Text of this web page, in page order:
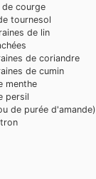
courge
tournesol
de lin
de coriandre
de cumin
menthe
persil
de purée d'amande)